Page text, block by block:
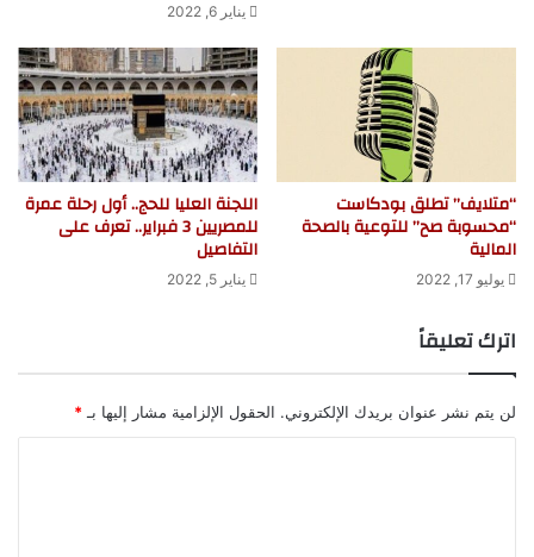
يناير 6, 2022
“متلايف” تطلق بودكاست
“محسوبة صح” للتوعية بالصحة
المالية
يوليو 17, 2022
اللجنة العليا للحج.. أول رحلة عمرة
للمصريين 3 فبراير.. تعرف على
التفاصيل
يناير 5, 2022
اترك تعليقاً
لن يتم نشر عنوان بريدك الإلكتروني. الحقول الإلزامية مشار إليها بـ *